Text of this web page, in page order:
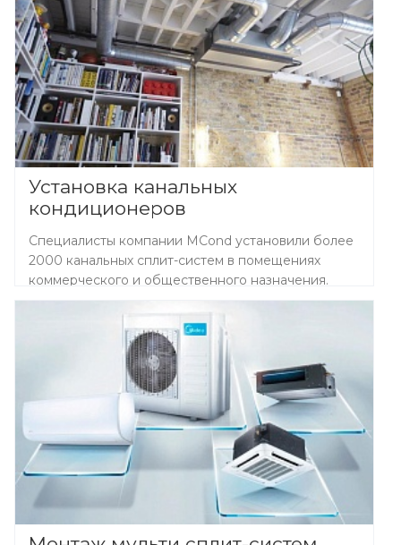
Установка канальных
кондиционеров
Специалисты компании MCond установили более
2000 канальных сплит-систем в помещениях
коммерческого и общественного назначения.